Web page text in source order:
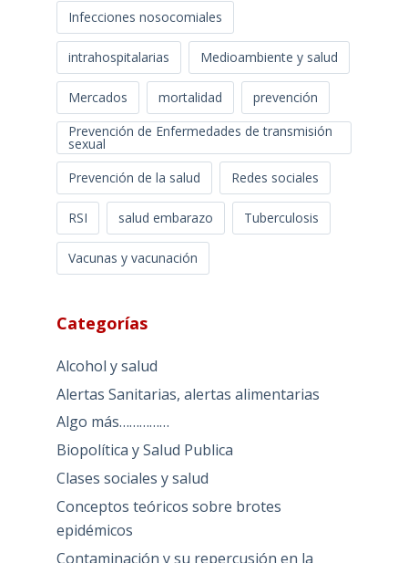
Infecciones nosocomiales
intrahospitalarias Medioambiente y salud
Mercados mortalidad
prevención
Prevención de Enfermedades de transmisión
sexual
Prevención de la salud
Redes sociales
RSI salud embarazo Tuberculosis
Vacunas y vacunación
Categorías
Alcohol y salud
Alertas Sanitarias, alertas alimentarias
Algo más……………
Biopolítica y Salud Publica
Clases sociales y salud
Conceptos teóricos sobre brotes
epidémicos
Contaminación y su repercusión en la